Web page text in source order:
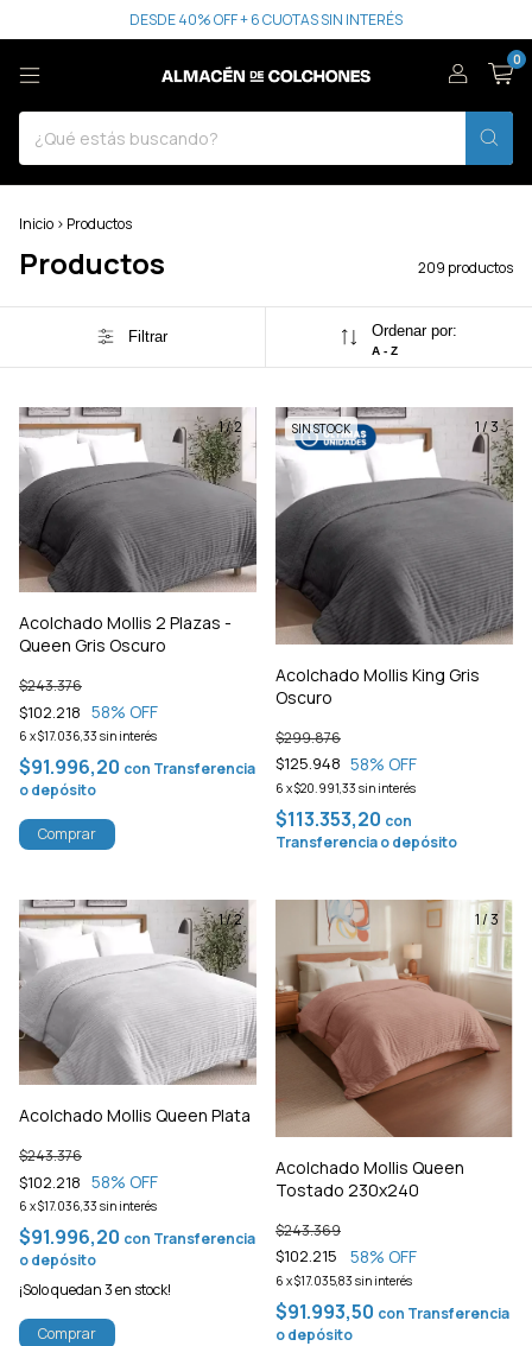
DESDE 40% OFF + 6 CUOTAS SIN INTERÉS
0
Inicio > Productos
Productos 209 productos
Filtrar Ordenar por:
A - Z
1/2
Acolchado Mollis 2 Plazas -
Queen Gris Oscuro
$102.218
$243.376
58% OFF
6 x$17.036,33 sin interés
$91.996,20 con Transferencia
o depósito
Comprar
1/3
SIN STOCK
Acolchado Mollis King Gris
Oscuro
$125.948
$299.876
58% OFF
6 x$20.991,33 sin interés
$113.353,20 con
Transferencia o depósito
1/2
Acolchado Mollis Queen Plata
$102.218
$243.376
58% OFF
6 x$17.036,33 sin interés
$91.996,20 con Transferencia
o depósito
¡Solo quedan3en stock!
Comprar
1/3
Acolchado Mollis Queen
Tostado 230x240
$102.215
$243.369
58% OFF
6 x$17.035,83 sin interés
$91.993,50 con Transferencia
o depósito